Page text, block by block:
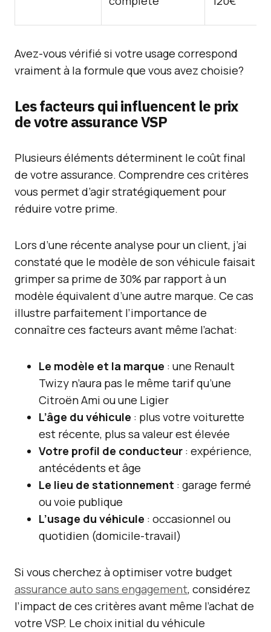
Avez-vous vérifié si votre usage correspond
vraiment à la formule que vous avez choisie?
Les facteurs qui influencent le prix
de votre assurance VSP
Plusieurs éléments déterminent le coût final
de votre assurance. Comprendre ces critères
vous permet d’agir stratégiquement pour
réduire votre prime.
Lors d’une récente analyse pour un client, j’ai
constaté que le modèle de son véhicule faisait
grimper sa prime de 30% par rapport à un
modèle équivalent d’une autre marque. Ce cas
illustre parfaitement l’importance de
connaître ces facteurs avant même l’achat:
Le modèle et la marque : une Renault
Twizy n’aura pas le même tarif qu’une
Citroën Ami ou une Ligier
L’âge du véhicule : plus votre voiturette
est récente, plus sa valeur est élevée
Votre profil de conducteur : expérience,
antécédents et âge
Le lieu de stationnement : garage fermé
ou voie publique
L’usage du véhicule : occasionnel ou
quotidien (domicile-travail)
Si vous cherchez à optimiser votre budget
assurance auto sans engagement, considérez
l’impact de ces critères avant même l’achat de
votre VSP. Le choix initial du véhicule